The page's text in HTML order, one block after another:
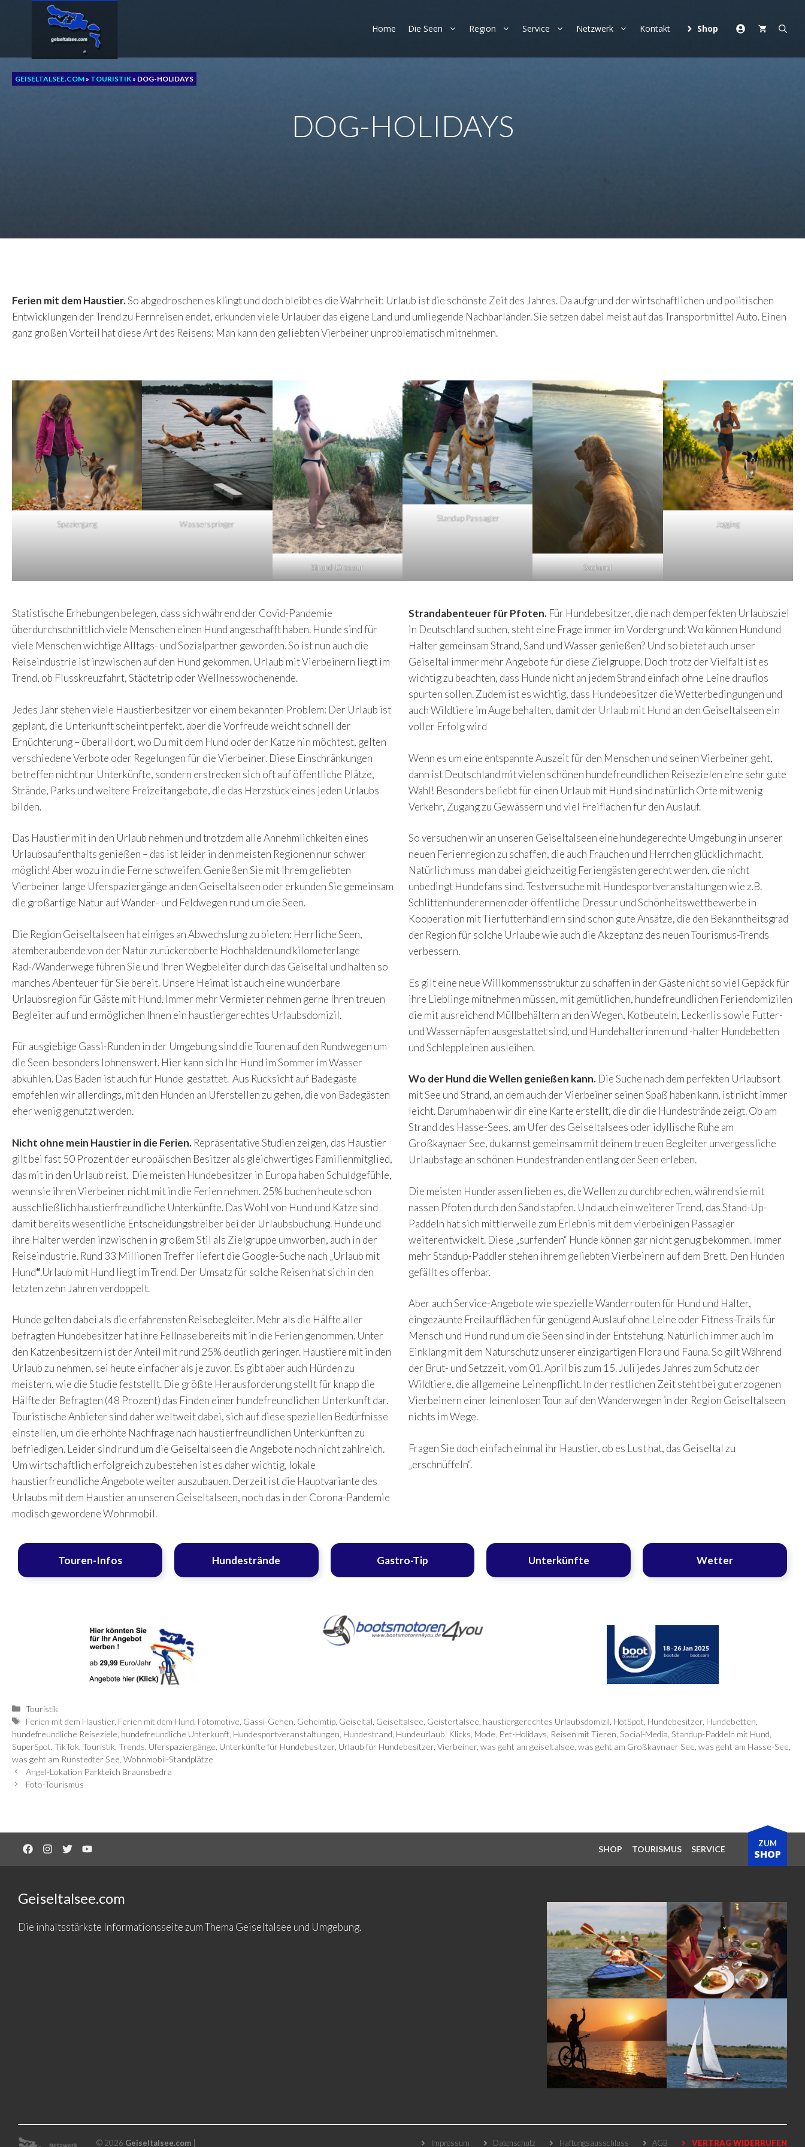
Home Die Seen Region Service Netzwerk Kontakt Shop
GEISELTALSEE.COM» TOURISTIK» DOG-HOLIDAYS
DOG-HOLIDAYS
Ferien mit dem Haustier.So abgedroschen es klingt und doch bleibt es die Wahrheit: Urlaub ist die schönste Zeit des Jahres. Da aufgrund der wirtschaftlichen und politischen
Entwicklungen der Trend zu Fernreisen endet, erkunden viele Urlauber das eigene Land und umliegende Nachbarländer. Sie setzen dabei meist auf das Transportmittel Auto. Einen
ganz großen Vorteil hat diese Art des Reisens: Man kann den geliebten Vierbeiner unproblematisch mitnehmen.
Spaziergang Wasserspringer
Strand-Dressur
Standup Passagier
Seehund
Jogging
Statistische Erhebungen belegen, dass sich während der Covid-Pandemie
überdurchschnittlich viele Menschen einen Hund angeschafft haben. Hunde sind für
viele Menschen wichtige Alltags- und Sozialpartner geworden. So ist nun auch die
Reiseindustrie ist inzwischen auf den Hund gekommen. Urlaub mit Vierbeinern liegt im
Trend, ob Flusskreuzfahrt, Städtetrip oder Wellnesswochenende.
Jedes Jahr stehen viele Haustierbesitzer vor einem bekannten Problem: Der Urlaub ist
geplant, die Unterkunft scheint perfekt, aber die Vorfreude weicht schnell der
Ernüchterung – überall dort, wo Du mit dem Hund oder der Katze hin möchtest, gelten
verschiedene Verbote oder Regelungen für die Vierbeiner. Diese Einschränkungen
betreffen nicht nur Unterkünfte, sondern erstrecken sich oft auf öffentliche Plätze,
Strände, Parks und weitere Freizeitangebote, die das Herzstück eines jeden Urlaubs
bilden.
Das Haustier mit in den Urlaub nehmen und trotzdem alle Annehmlichkeiten eines
Urlaubsaufenthalts genießen – das ist leider in den meisten Regionen nur schwer
möglich! Aber wozu in die Ferne schweifen. Genießen Sie mit Ihrem geliebten
Vierbeiner lange Uferspaziergänge an den Geiseltalseen oder erkunden Sie gemeinsam
die großartige Natur auf Wander- und Feldwegen rund um die Seen.
Die Region Geiseltalseen hat einiges an Abwechslung zu bieten: Herrliche Seen,
atemberaubende von der Natur zurückeroberte Hochhalden und kilometerlange
Rad-/Wanderwege führen Sie und Ihren Wegbeleiter durch das Geiseltal und halten so
manches Abenteuer für Sie bereit. Unsere Heimat ist auch eine wunderbare
Urlaubsregion für Gäste mit Hund. Immer mehr Vermieter nehmen gerne Ihren treuen
Begleiter auf und ermöglichen Ihnen ein haustiergerechtes Urlaubsdomizil.
Für ausgiebige Gassi-Runden in der Umgebung sind die Touren auf den Rundwegen um
die Seen besonders lohnenswert. Hier kann sich Ihr Hund im Sommer im Wasser
abkühlen. Das Baden ist auch für Hunde gestattet. Aus Rücksicht auf Badegäste
empfehlen wir allerdings, mit den Hunden an Uferstellen zu gehen, die von Badegästen
eher wenig genutzt werden.
Nicht ohne mein Haustier in die Ferien. Repräsentative Studien zeigen, das Haustier
gilt bei fast 50 Prozent der europäischen Besitzer als gleichwertiges Familienmitglied,
das mit in den Urlaub reist. Die meisten Hundebesitzer in Europa haben Schuldgefühle,
wenn sie ihren Vierbeiner nicht mit in die Ferien nehmen. 25% buchen heute schon
ausschließlich haustierfreundliche Unterkünfte. Das Wohl von Hund und Katze sind
damit bereits wesentliche Entscheidungstreiber bei der Urlaubsbuchung. Hunde und
ihre Halter werden inzwischen in großem Stil als Zielgruppe umworben, auch in der
Reiseindustrie. Rund 33 Millionen Treffer liefert die Google-Suche nach „Urlaub mit
Hund“.Urlaub mit Hund liegt im Trend. Der Umsatz für solche Reisen hat sich in den
letzten zehn Jahren verdoppelt.
Hunde gelten dabei als die erfahrensten Reisebegleiter. Mehr als die Hälfte aller
befragten Hundebesitzer hat ihre Fellnase bereits mit in die Ferien genommen. Unter
den Katzenbesitzern ist der Anteil mit rund 25% deutlich geringer. Haustiere mit in den
Urlaub zu nehmen, sei heute einfacher als je zuvor. Es gibt aber auch Hürden zu
meistern, wie die Studie feststellt. Die größte Herausforderung stellt für knapp die
Hälfte der Befragten (48 Prozent) das Finden einer hundefreundlichen Unterkunft dar.
Touristische Anbieter sind daher weltweit dabei, sich auf diese speziellen Bedürfnisse
einstellen, um die erhöhte Nachfrage nach haustierfreundlichen Unterkünften zu
befriedigen. Leider sind rund um die Geiseltalseen die Angebote noch nicht zahlreich.
Um wirtschaftlich erfolgreich zu bestehen ist es daher wichtig, lokale
haustierfreundliche Angebote weiter auszubauen. Derzeit ist die Hauptvariante des
Urlaubs mit dem Haustier an unseren Geiseltalseen, noch das in der Corona-Pandemie
modisch gewordene Wohnmobil.
Strandabenteuer für Pfoten. Für Hundebesitzer, die nach dem perfekten Urlaubsziel
in Deutschland suchen, steht eine Frage immer im Vordergrund: Wo können Hund und
Halter gemeinsam Strand, Sand und Wasser genießen? Und so bietet auch unser
Geiseltal immer mehr Angebote für diese Zielgruppe. Doch trotz der Vielfalt ist es
wichtig zu beachten, dass Hunde nicht an jedem Strand einfach ohne Leine drauflos
spurten sollen. Zudem ist es wichtig, dass Hundebesitzer die Wetterbedingungen und
auch Wildtiere im Auge behalten, damit der Urlaub mit Hund an den Geiseltalseen ein
voller Erfolg wird
Wenn es um eine entspannte Auszeit für den Menschen und seinen Vierbeiner geht,
dann ist Deutschland mit vielen schönen hundefreundlichen Reisezielen eine sehr gute
Wahl! Besonders beliebt für einen Urlaub mit Hund sind natürlich Orte mit wenig
Verkehr, Zugang zu Gewässern und viel Freiflächen für den Auslauf.
So versuchen wir an unseren Geiseltalseen eine hundegerechte Umgebung in unserer
neuen Ferienregion zu schaffen, die auch Frauchen und Herrchen glücklich macht.
Natürlich muss man dabei gleichzeitig Feriengästen gerecht werden, die nicht
unbedingt Hundefans sind. Testversuche mit Hundesportveranstaltungen wie z.B.
Schlittenhunderennen oder öffentliche Dressur und Schönheitswettbewerbe in
Kooperation mit Tierfutterhändlern sind schon gute Ansätze, die den Bekanntheitsgrad
der Region für solche Urlaube wie auch die Akzeptanz des neuen Tourismus-Trends
verbessern.
Es gilt eine neue Willkommensstruktur zu schaffen in der Gäste nicht so viel Gepäck für
ihre Lieblinge mitnehmen müssen, mit gemütlichen, hundefreundlichen Feriendomizilen
die mit ausreichend Müllbehältern an den Wegen, Kotbeuteln, Leckerlis sowie Futter-
und Wassernäpfen ausgestattet sind, und Hundehalterinnen und -halter Hundebetten
und Schleppleinen ausleihen.
Wo der Hund die Wellen genießen kann. Die Suche nach dem perfekten Urlaubsort
mit See und Strand, an dem auch der Vierbeiner seinen Spaß haben kann, ist nicht immer
leicht. Darum haben wir dir eine Karte erstellt, die dir die Hundestrände zeigt. Ob am
Strand des Hasse-Sees, am Ufer des Geiseltalsees oder idyllische Ruhe am
Großkaynaer See, du kannst gemeinsam mit deinem treuen Begleiter unvergessliche
Urlaubstage an schönen Hundestränden entlang der Seen erleben.
Die meisten Hunderassen lieben es, die Wellen zu durchbrechen, während sie mit
nassen Pfoten durch den Sand stapfen. Und auch ein weiterer Trend, das Stand-Up-
Paddeln hat sich mittlerweile zum Erlebnis mit dem vierbeinigen Passagier
weiterentwickelt. Diese „surfenden“ Hunde können gar nicht genug bekommen. Immer
mehr Standup-Paddler stehen ihrem geliebten Vierbeinern auf dem Brett. Den Hunden
gefällt es offenbar.
Aber auch Service-Angebote wie spezielle Wanderrouten für Hund und Halter,
eingezäunte Freilaufflächen für genügend Auslauf ohne Leine oder Fitness-Trails für
Mensch und Hund rund um die Seen sind in der Entstehung. Natürlich immer auch im
Einklang mit dem Naturschutz unserer einzigartigen Flora und Fauna. So gilt Während
der Brut- und Setzzeit, vom 01. April bis zum 15. Juli jedes Jahreszum Schutz der
Wildtiere, die allgemeine Leinenpflicht. In der restlichen Zeit steht bei gut erzogenen
Vierbeinern einer leinenlosen Tour auf den Wanderwegen in der Region Geiseltalseen
nichts im Wege.
Fragen Sie doch einfach einmal ihr Haustier, ob es Lust hat, das Geiseltal zu
„erschnüffeln“.
Touren-Infos Hundestrände Gastro-Tip Unterkünfte Wetter
Kategorien
Touristik
Schlagwörter
Ferien mit dem Haustier, Ferien mit dem Hund Fotomotive Gassi-Gehen Geheimtip Geiseltal Geiseltalsee Geistertalsee haustiergerechtes Urlaubsdomizil HotSpot Hundebesitzer, Hundebetten
hundefreundliche Reiseziele hundefreundliche Unterkunft Hundesportveranstaltungen Hundestrand Hundeurlaub Klicks Mode Pet-Holidays Reisen mit Tieren Social-Media Standup-Paddeln mit Hund
SuperSpot TikTok Touristik Trends Uferspaziergänge Unterkünfte für Hundebesitzer, Urlaub für Hundebesitzer, Vierbeiner, was geht am geiseltalsee was geht am Großkaynaer See was geht am Hasse-See
was geht am Runstedter See Wohnmobil-Standplätze
Angel-Lokation Parkteich Braunsbedra
Foto-Tourismus
SHOP TOURISMUS SERVICE
ZUM
SHOP
Geiseltalsee.com
Die inhaltsstärkste Informationsseite zum Thema Geiseltalsee und Umgebung.
© 2026 Geiseltalsee.com Impressum Datenschutz Haftungsausschluss AGB VERTRAG WIDERRUFEN